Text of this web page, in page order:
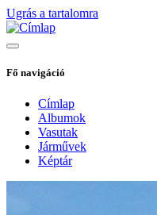
Ugrás a tartalomra
Fő navigáció
Címlap
Albumok
Vasutak
Járművek
Képtár